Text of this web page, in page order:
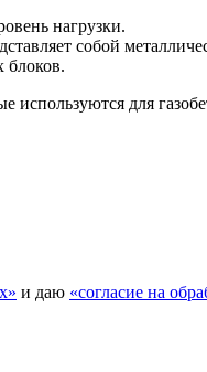
нагрузки.
собой
блоков.
для
и даю «согласие на